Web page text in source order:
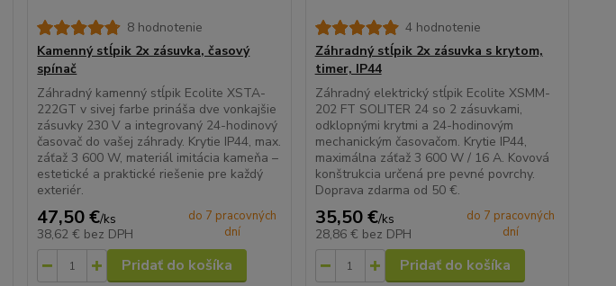
8 hodnotenie
Kamenný stĺpik 2x zásuvka, časový
spínač
Záhradný kamenný stĺpik Ecolite XSTA-
222GT v sivej farbe prináša dve vonkajšie
zásuvky 230 V a integrovaný 24-hodinový
časovač do vašej záhrady. Krytie IP44, max.
záťaž 3 600 W, materiál imitácia kameňa –
estetické a praktické riešenie pre každý
exteriér.
47,50 €/ks
38,62 € bez DPH
do 7 pracovných
dní
Pridať do košíka
4 hodnotenie
Záhradný stĺpik 2x zásuvka s krytom,
timer, IP44
Záhradný elektrický stĺpik Ecolite XSMM-
202 FT SOLITER 24 so 2 zásuvkami,
odklopnými krytmi a 24-hodinovým
mechanickým časovačom. Krytie IP44,
maximálna záťaž 3 600 W / 16 A. Kovová
konštrukcia určená pre pevné povrchy.
Doprava zdarma od 50 €.
35,50 €/ks
28,86 € bez DPH
do 7 pracovných
dní
Pridať do košíka